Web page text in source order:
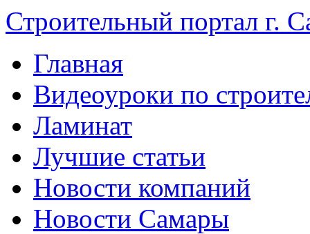
Строительный портал г.
Главная
Видеоуроки по
Ламинат
Лучшие статьи
Новости компаний
Новости Самары